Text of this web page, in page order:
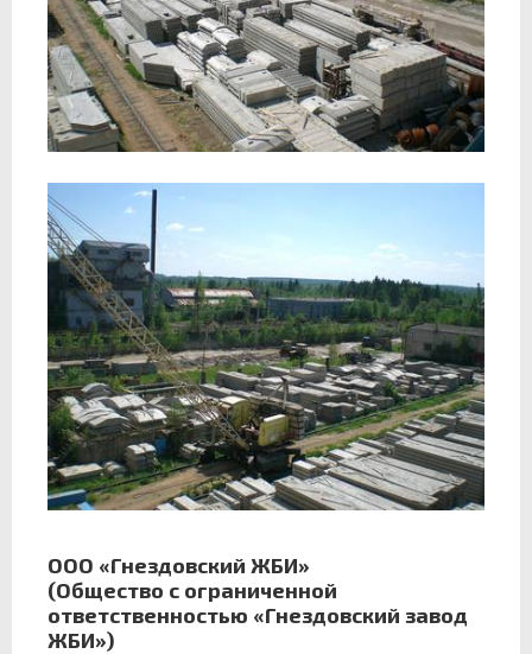
ООО «Гнездовский ЖБИ»
(Общество с ограниченной
ответственностью «Гнездовский завод
ЖБИ»)